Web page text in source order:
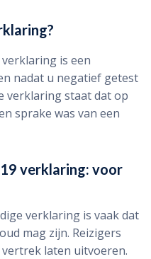
is een
nadat u negatief getest
verklaring staat dat op
sprake was van een
verklaring: voor
verklaring is vaak dat
mag zijn. Reizigers
laten uitvoeren.